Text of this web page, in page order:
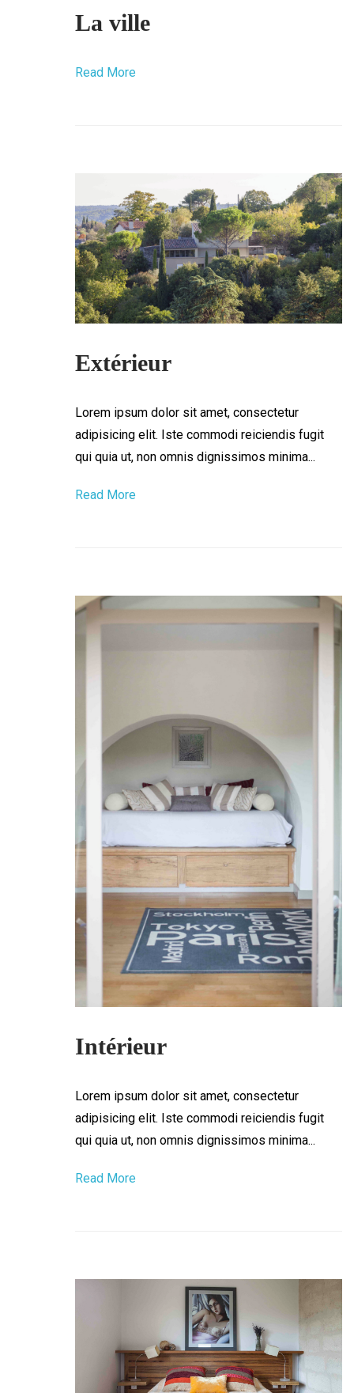
La ville
Read More
Extérieur
Lorem ipsum dolor sit amet, consectetur
adipisicing elit. Iste commodi reiciendis fugit
qui quia ut, non omnis dignissimos minima...
Read More
Intérieur
Lorem ipsum dolor sit amet, consectetur
adipisicing elit. Iste commodi reiciendis fugit
qui quia ut, non omnis dignissimos minima...
Read More